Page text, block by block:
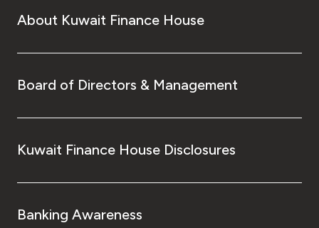
About Kuwait Finance House
Board of Directors & Management
Kuwait Finance House Disclosures
Banking Awareness